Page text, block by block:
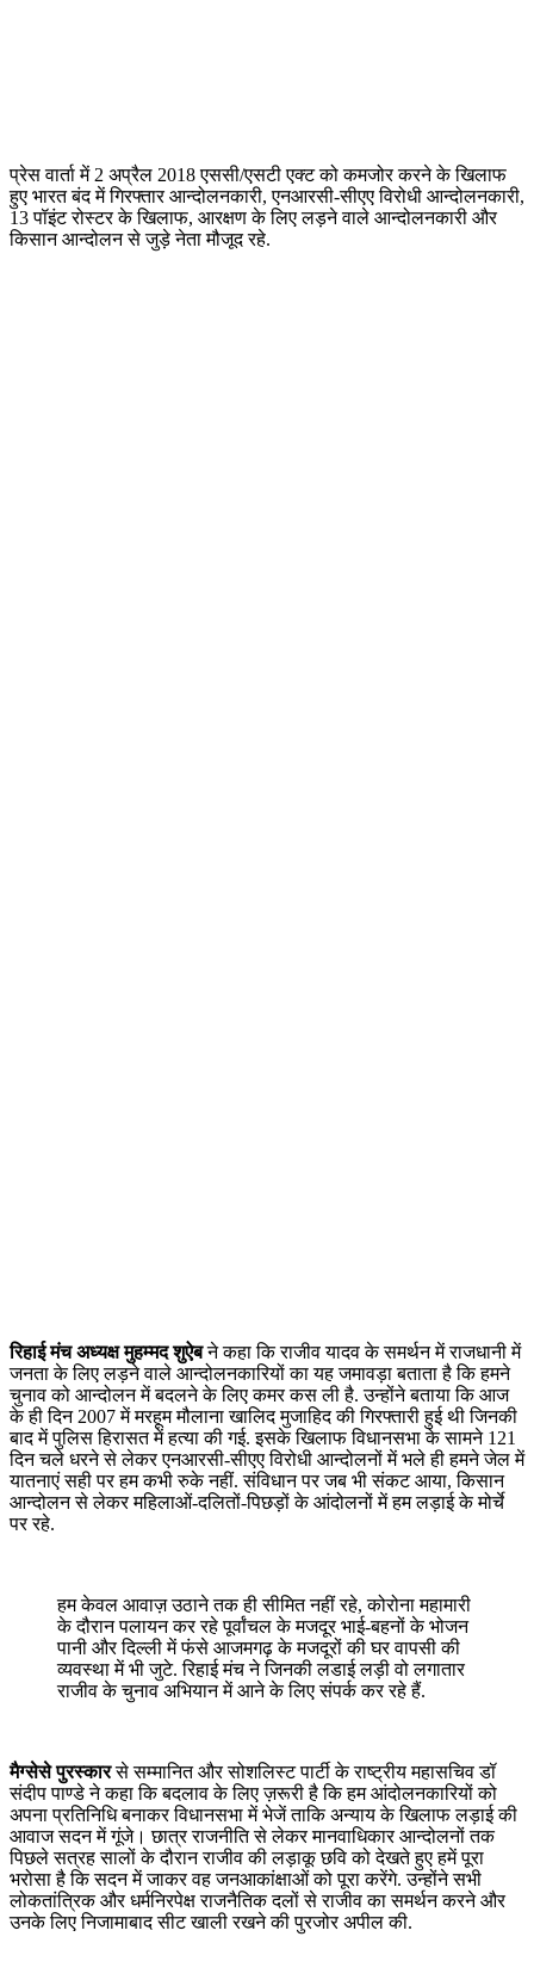
प्रेस वार्ता में 2 अप्रैल 2018 एससी/एसटी एक्ट को कमजोर करने के खिलाफ
हुए भारत बंद में गिरफ्तार आन्दोलनकारी, एनआरसी-सीएए विरोधी आन्दोलनकारी,
13 पॉइंट रोस्टर के खिलाफ, आरक्षण के लिए लड़ने वाले आन्दोलनकारी और
किसान आन्दोलन से जुड़े नेता मौजूद रहे.
रिहाई मंच अध्यक्ष मुहम्मद शुऐबने कहा कि राजीव यादव के समर्थन में राजधानी में
जनता के लिए लड़ने वाले आन्दोलनकारियों का यह जमावड़ा बताता है कि हमने
चुनाव को आन्दोलन में बदलने के लिए कमर कस ली है. उन्होंने बताया कि आज
के ही दिन 2007 में मरहूम मौलाना खालिद मुजाहिद की गिरफ्तारी हुई थी जिनकी
बाद में पुलिस हिरासत में हत्या की गई. इसके खिलाफ विधानसभा के सामने 121
दिन चले धरने से लेकर एनआरसी-सीएए विरोधी आन्दोलनों में भले ही हमने जेल में
यातनाएं सही पर हम कभी रुके नहीं. संविधान पर जब भी संकट आया, किसान
आन्दोलन से लेकर महिलाओं-दलितों-पिछड़ों के आंदोलनों में हम लड़ाई के मोर्चे
पर रहे.
हम केवल आवाज़ उठाने तक ही सीमित नहीं रहे, कोरोना महामारी
के दौरान पलायन कर रहे पूर्वांचल के मजदूर भाई-बहनों के भोजन
पानी और दिल्ली में फंसे आजमगढ़ के मजदूरों की घर वापसी की
व्यवस्था में भी जुटे.रिहाई मंच ने जिनकी लडाई लड़ी वो लगातार
राजीव के चुनाव अभियान में आने के लिए संपर्क कर रहे हैं.
मैग्सेसे पुरस्कारसे सम्मानित और सोशलिस्ट पार्टी के राष्ट्रीय महासचिव डॉ
संदीप पाण्डे ने कहा किबदलाव के लिए ज़रूरी है कि हम आंदोलनकारियों को
अपना प्रतिनिधि बनाकर विधानसभा में भेजें ताकि अन्याय के खिलाफ लड़ाई की
आवाज सदन में गूंजे। छात्र राजनीति से लेकर मानवाधिकार आन्दोलनों तक
पिछले सत्रह सालों के दौरान राजीव की लड़ाकू छवि को देखते हुए हमें पूरा
भरोसा है कि सदन में जाकर वह जनआकांक्षाओं को पूरा करेंगे. उन्होंने सभी
लोकतांत्रिक और धर्मनिरपेक्ष राजनैतिक दलों से राजीव का समर्थन करने और
उनके लिए निजामाबाद सीट खाली रखने की पुरजोर अपील की.